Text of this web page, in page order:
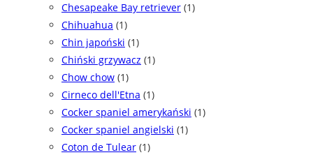
Chesapeake Bay retriever (1)
Chihuahua (1)
Chin japoński (1)
Chiński grzywacz (1)
Chow chow (1)
Cirneco dell'Etna (1)
Cocker spaniel amerykański (1)
Cocker spaniel angielski (1)
Coton de Tulear (1)